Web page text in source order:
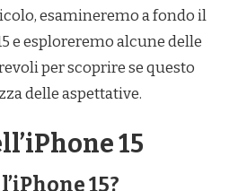
esamineremo a fondo il
e esploreremo alcune delle
per scoprire se questo
delle aspettative.
15
15?